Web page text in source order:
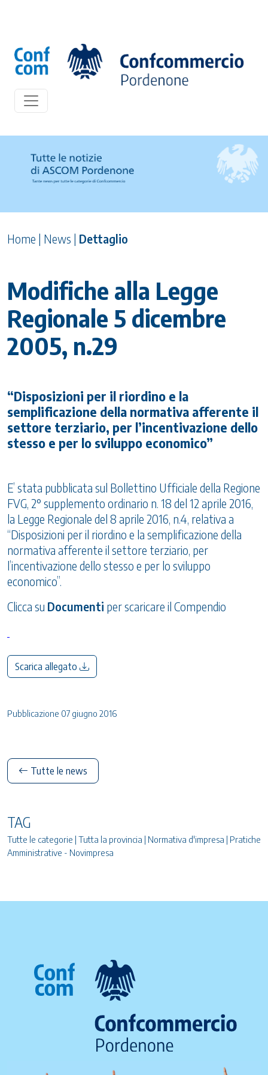
Home | News | Dettaglio
Modifiche alla Legge
Regionale 5 dicembre
2005, n.29
“Disposizioni per il riordino e la
semplificazione della normativa afferente il
settore terziario, per l’incentivazione dello
stesso e per lo sviluppo economico”
E’ stata pubblicata sul Bollettino Ufficiale della Regione
FVG, 2° supplemento ordinario n. 18 del 12 aprile 2016,
la Legge Regionale del 8 aprile 2016, n.4, relativa a
“Disposizioni per il riordino e la semplificazione della
normativa afferente il settore terziario, per
l’incentivazione dello stesso e per lo sviluppo
economico”.
Clicca su Documenti per scaricare il Compendio
Scarica allegato
Pubblicazione 07 giugno 2016
Tutte le news
TAG
Tutte le categorie | Tutta la provincia | Normativa d'impresa | Pratiche
Amministrative - Novimpresa